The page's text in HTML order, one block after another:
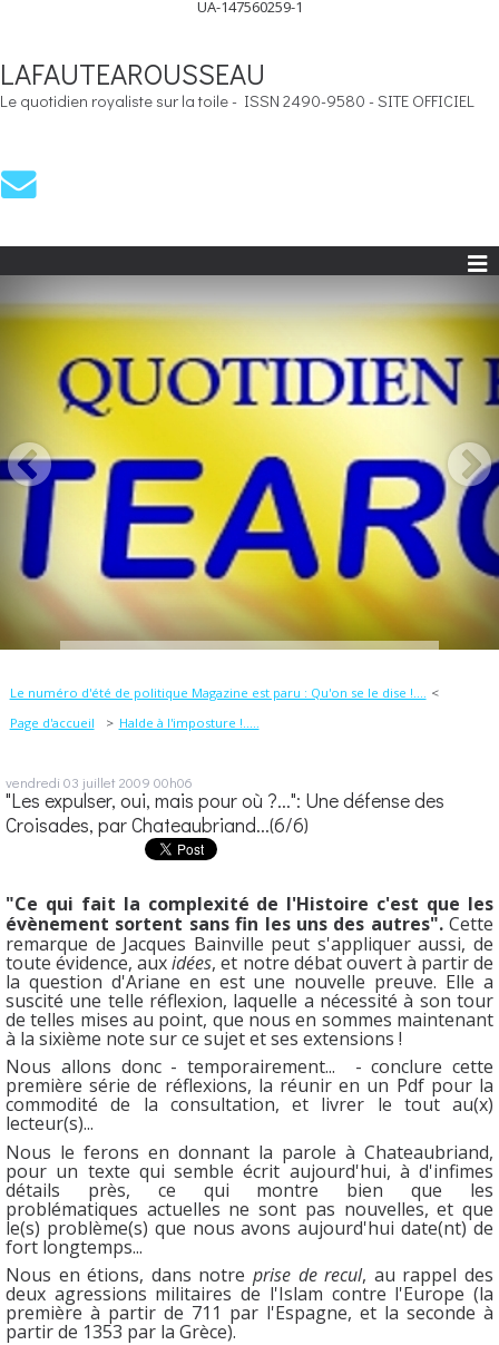
UA-147560259-1
LAFAUTEAROUSSEAU
Le quotidien royaliste sur la toile - ISSN 2490-9580 - SITE OFFICIEL
Le numéro d'été de politique Magazine est paru : Qu'on se le dise !....
Page d'accueil
Halde à l'imposture !.....
vendredi 03 juillet 2009 00h06
"Les expulser, oui, mais pour où ?...": Une défense des
Croisades, par Chateaubriand...(6/6)
"Ce qui fait la complexité de l'Histoire c'est que les
évènement sortent sans fin les uns des autres".Cette
remarque de Jacques Bainville peut s'appliquer aussi, de
toute évidence, auxidées, et notre débat ouvert à partir de
la question d'Ariane en est une nouvelle preuve. Elle a
suscité une telle réflexion, laquelle a nécessité à son tour
de telles mises au point, que nous en sommes maintenant
à la sixième note sur ce sujet et ses extensions !
Nous allons donc - temporairement... - conclure cette
première série de réflexions, la réunir en un Pdf pour la
commodité de la consultation, et livrer le tout au(x)
lecteur(s)...
Nous le ferons en donnant la parole à Chateaubriand,
pour un texte qui semble écrit aujourd'hui, à d'infimes
détails près, ce qui montre bien que les
problématiques actuelles ne sont pas nouvelles, et que
le(s) problème(s) que nous avons aujourd'hui date(nt) de
fort longtemps...
Nous en étions, dans notre prise de recul, au rappel des
deux agressions militaires de l'Islam contre l'Europe (la
première à partir de 711 par l'Espagne, et la seconde à
partir de 1353 par la Grèce).